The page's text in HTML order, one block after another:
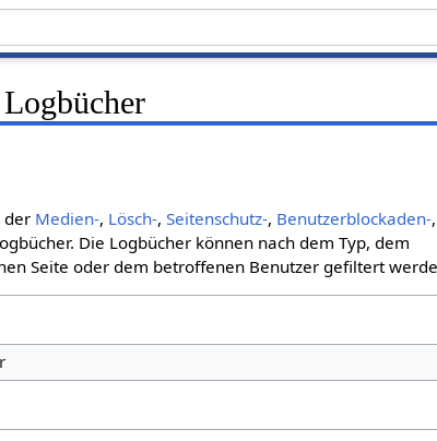
der Medien-, Lösch-,Seitenschutz-, Benutzerblockaden-,
Die Logbücher können nach dem Typ, dem
Seite oder dem betroffenen Benutzer gefiltert